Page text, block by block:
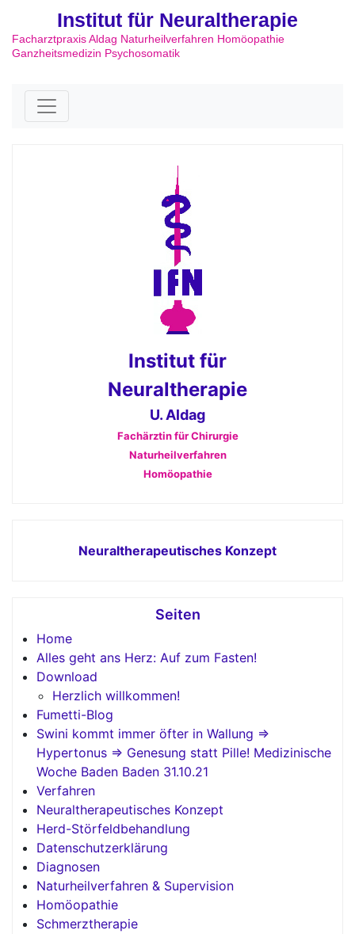
Institut für Neuraltherapie
Facharztpraxis Aldag Naturheilverfahren Homöopathie
Ganzheitsmedizin Psychosomatik
Institut für
Neuraltherapie
U. Aldag
Fachärztin für Chirurgie
Naturheilverfahren
Homöopathie
Neuraltherapeutisches Konzept
Seiten
Home
Alles geht ans Herz: Auf zum Fasten!
Download
Herzlich willkommen!
Fumetti-Blog
Swini kommt immer öfter in Wallung =>
Hypertonus => Genesung statt Pille! Medizinische
Woche Baden Baden 31.10.21
Verfahren
Neuraltherapeutisches Konzept
Herd-Störfeldbehandlung
Datenschutzerklärung
Diagnosen
Naturheilverfahren & Supervision
Homöopathie
Schmerztherapie